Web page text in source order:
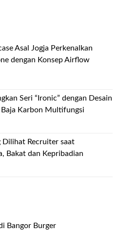
Asal Jogja Perkenalkan
dengan Konsep Airflow
Seri “Ironic” dengan Desain
Karbon Multifungsi
Dilihat Recruiter saat
Bakat dan Kepribadian
Bangor Burger